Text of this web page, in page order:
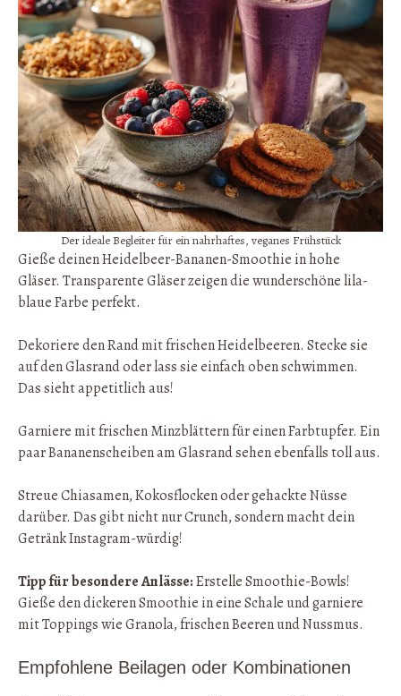
Der ideale Begleiter für ein nahrhaftes, veganes Frühstück
Gieße deinen Heidelbeer-Bananen-Smoothie in hohe
Gläser. Transparente Gläser zeigen die wunderschöne lila-
blaue Farbe perfekt.
Dekoriere den Rand mit frischen Heidelbeeren. Stecke sie
auf den Glasrand oder lass sie einfach oben schwimmen.
Das sieht appetitlich aus!
Garniere mit frischen Minzblättern für einen Farbtupfer. Ein
paar Bananenscheiben am Glasrand sehen ebenfalls toll aus.
Streue Chiasamen, Kokosflocken oder gehackte Nüsse
darüber. Das gibt nicht nur Crunch, sondern macht dein
Getränk Instagram-würdig!
Tipp für besondere Anlässe:Erstelle Smoothie-Bowls!
Gieße den dickeren Smoothie in eine Schale und garniere
mit Toppings wie Granola, frischen Beeren und Nussmus.
Empfohlene Beilagen oder Kombinationen